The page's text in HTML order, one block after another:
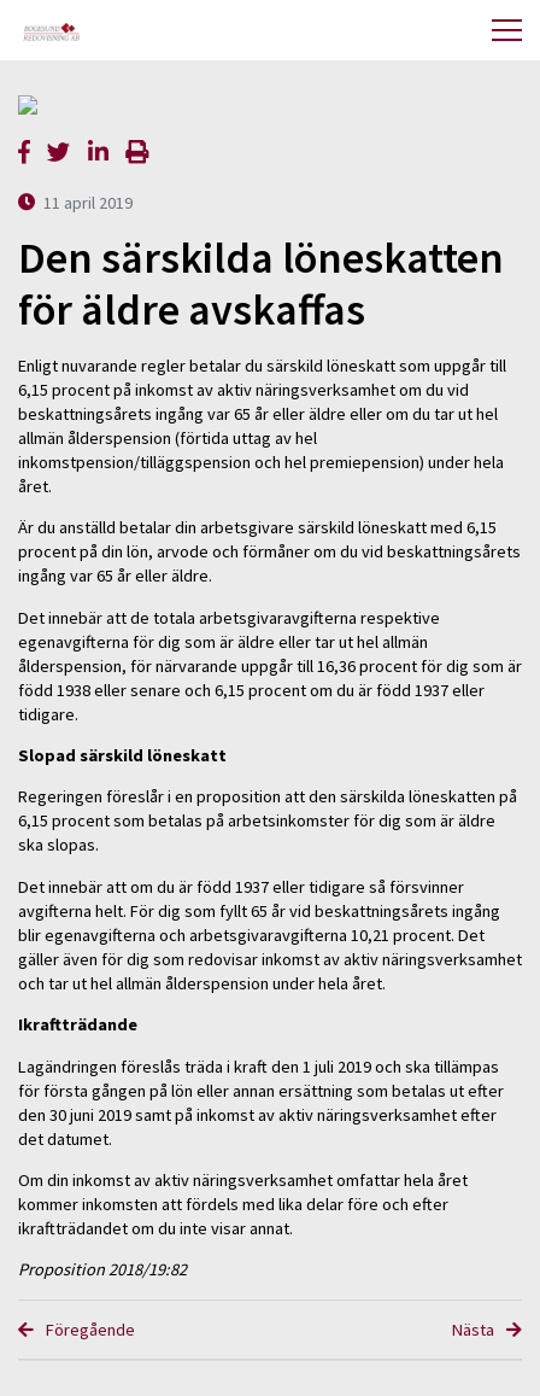
11 april 2019
Den särskilda löneskatten
för äldre avskaffas
Enligt nuvarande regler betalar du särskild löneskatt som uppgår till
6,15 procent på inkomst av aktiv näringsverksamhet om du vid
beskattningsårets ingång var 65 år eller äldre eller om du tar ut hel
allmän ålderspension (förtida uttag av hel
inkomstpension/tilläggspension och hel premiepension) under hela
året.
Är du anställd betalar din arbetsgivare särskild löneskatt med 6,15
procent på din lön, arvode och förmåner om du vid beskattningsårets
ingång var 65 år eller äldre.
Det innebär att de totala arbetsgivaravgifterna respektive
egenavgifterna för dig som är äldre eller tar ut hel allmän
ålderspension, för närvarande uppgår till 16,36 procent för dig som är
född 1938 eller senare och 6,15 procent om du är född 1937 eller
tidigare.
Slopad särskild löneskatt
Regeringen föreslår i en proposition att den särskilda löneskatten på
6,15 procent som betalas på arbetsinkomster för dig som är äldre
ska slopas.
Det innebär att om du är född 1937 eller tidigare så försvinner
avgifterna helt. För dig som fyllt 65 år vid beskattningsårets ingång
blir egenavgifterna och arbetsgivaravgifterna 10,21 procent. Det
gäller även för dig som redovisar inkomst av aktiv näringsverksamhet
och tar ut hel allmän ålderspension under hela året.
Ikraftträdande
Lagändringen föreslås träda i kraft den 1 juli 2019 och ska tillämpas
för första gången på lön eller annan ersättning som betalas ut efter
den 30 juni 2019 samt på inkomst av aktiv näringsverksamhet efter
det datumet.
Om din inkomst av aktiv näringsverksamhet omfattar hela året
kommer inkomsten att fördels med lika delar före och efter
ikraftträdandet om du inte visar annat.
Proposition 2018/19:82
Föregående Nästa